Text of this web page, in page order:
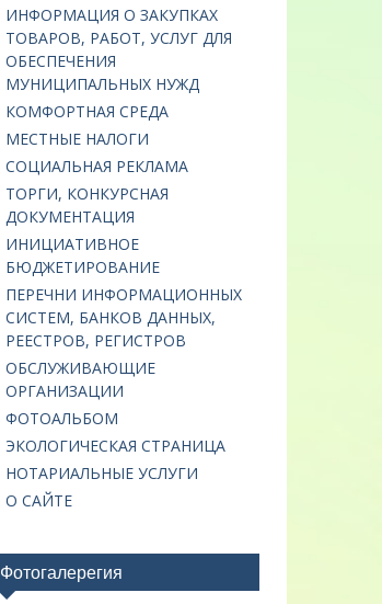
ИНФОРМАЦИЯ О ЗАКУПКАХ
ТОВАРОВ, РАБОТ, УСЛУГ ДЛЯ
ОБЕСПЕЧЕНИЯ
МУНИЦИПАЛЬНЫХ НУЖД
КОМФОРТНАЯ СРЕДА
МЕСТНЫЕ НАЛОГИ
СОЦИАЛЬНАЯ РЕКЛАМА
ТОРГИ, КОНКУРСНАЯ
ДОКУМЕНТАЦИЯ
ИНИЦИАТИВНОЕ
БЮДЖЕТИРОВАНИЕ
ПЕРЕЧНИ ИНФОРМАЦИОННЫХ
СИСТЕМ, БАНКОВ ДАННЫХ,
РЕЕСТРОВ, РЕГИСТРОВ
ОБСЛУЖИВАЮЩИЕ
ОРГАНИЗАЦИИ
ФОТОАЛЬБОМ
ЭКОЛОГИЧЕСКАЯ СТРАНИЦА
НОТАРИАЛЬНЫЕ УСЛУГИ
О САЙТЕ
Фотогалерегия